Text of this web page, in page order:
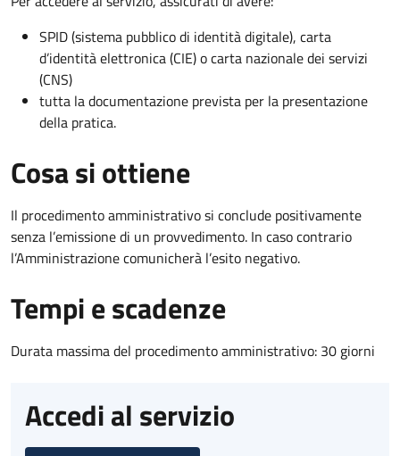
SPID (sistema pubblico di identità digitale), carta
d’identità elettronica (CIE) o carta nazionale dei servizi
(CNS)
tutta la documentazione prevista per la presentazione
della pratica.
Cosa si ottiene
Il procedimento amministrativo si conclude positivamente
senza l’emissione di un provvedimento. In caso contrario
l’Amministrazione comunicherà l’esito negativo.
Tempi e scadenze
Durata massima del procedimento amministrativo: 30 giorni
Accedi al servizio